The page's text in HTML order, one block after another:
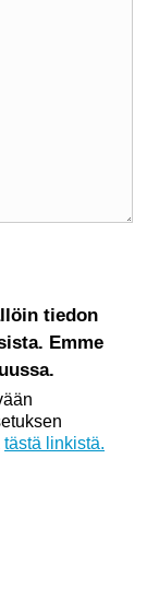
tiedon
Emme
tästä linkistä.